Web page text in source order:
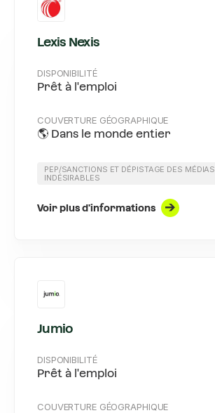
Lexis Nexis
DISPONIBILITÉ
Prêt à l'emploi
COUVERTURE GÉOGRAPHIQUE
🌎 Dans le monde entier
PEP/SANCTIONS ET DÉPISTAGE DES MÉDIAS
INDÉSIRABLES
Voir plus d'informations
Jumio
DISPONIBILITÉ
Prêt à l'emploi
COUVERTURE GÉOGRAPHIQUE